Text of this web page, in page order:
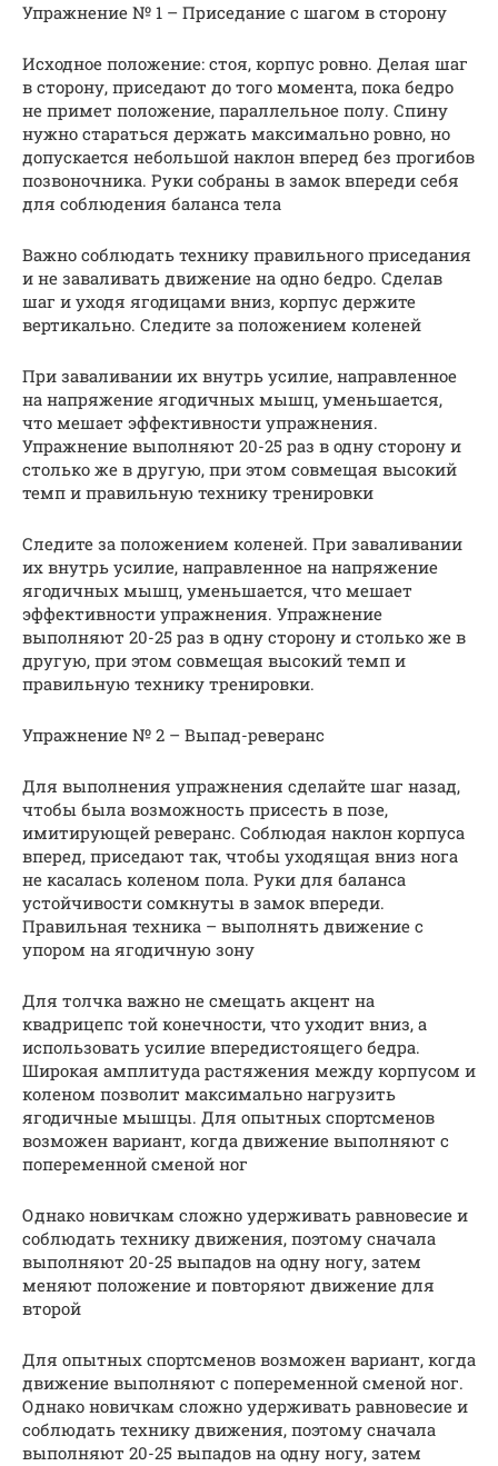
Упражнение № 1 – Приседание с шагом в сторону
Исходное положение: стоя, корпус ровно. Делая шаг
в сторону, приседают до того момента, пока бедро
не примет положение, параллельное полу. Спину
нужно стараться держать максимально ровно, но
допускается небольшой наклон вперед без прогибов
позвоночника. Руки собраны в замок впереди себя
для соблюдения баланса тела
Важно соблюдать технику правильного приседания
и не заваливать движение на одно бедро. Сделав
шаг и уходя ягодицами вниз, корпус держите
вертикально. Следите за положением коленей
При заваливании их внутрь усилие, направленное
на напряжение ягодичных мышц, уменьшается,
что мешает эффективности упражнения.
Упражнение выполняют 20-25 раз в одну сторону и
столько же в другую, при этом совмещая высокий
темп и правильную технику тренировки
Следите за положением коленей. При заваливании
их внутрь усилие, направленное на напряжение
ягодичных мышц, уменьшается, что мешает
эффективности упражнения. Упражнение
выполняют 20-25 раз в одну сторону и столько же в
другую, при этом совмещая высокий темп и
правильную технику тренировки.
Упражнение № 2 – Выпад-реверанс
Для выполнения упражнения сделайте шаг назад,
чтобы была возможность присесть в позе,
имитирующей реверанс. Соблюдая наклон корпуса
вперед, приседают так, чтобы уходящая вниз нога
не касалась коленом пола. Руки для баланса
устойчивости сомкнуты в замок впереди.
Правильная техника – выполнять движение с
упором на ягодичную зону
Для толчка важно не смещать акцент на
квадрицепс той конечности, что уходит вниз, а
использовать усилие впередистоящего бедра.
Широкая амплитуда растяжения между корпусом и
коленом позволит максимально нагрузить
ягодичные мышцы. Для опытных спортсменов
возможен вариант, когда движение выполняют с
попеременной сменой ног
Однако новичкам сложно удерживать равновесие и
соблюдать технику движения, поэтому сначала
выполняют 20-25 выпадов на одну ногу, затем
меняют положение и повторяют движение для
второй
Для опытных спортсменов возможен вариант, когда
движение выполняют с попеременной сменой ног.
Однако новичкам сложно удерживать равновесие и
соблюдать технику движения, поэтому сначала
выполняют 20-25 выпадов на одну ногу, затем